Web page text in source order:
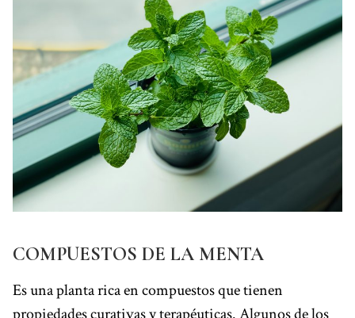
COMPUESTOS DE LA MENTA
Es una planta rica en compuestos que tienen
propiedades curativas y terapéuticas. Algunos de los